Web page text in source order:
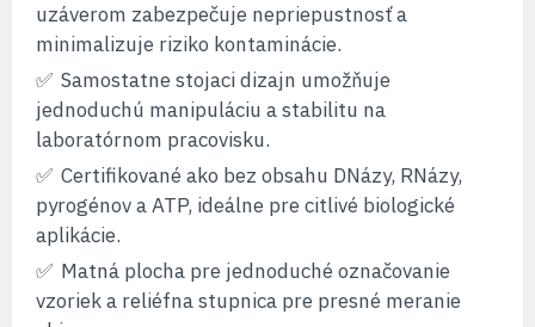
uzáverom zabezpečuje nepriepustnosť a
minimalizuje riziko kontaminácie.
Samostatne stojaci dizajn umožňuje
jednoduchú manipuláciu a stabilitu na
laboratórnom pracovisku.
Certifikované ako bez obsahu DNázy, RNázy,
pyrogénov a ATP, ideálne pre citlivé biologické
aplikácie.
Matná plocha pre jednoduché označovanie
vzoriek a reliéfna stupnica pre presné meranie